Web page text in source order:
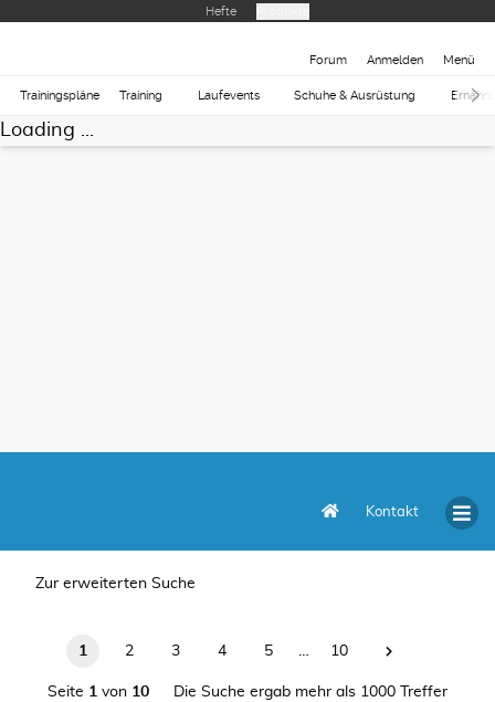
Hefte
Forum Anmelden Menü
Trainingspläne Training Laufevents Schuhe & Ausrüstung
Loading ...
Kontakt
Zur erweiterten Suche
1 2 3 4 5 … 10
Seite 1 von 10 Die Suche ergab mehr als 1000 Treffer